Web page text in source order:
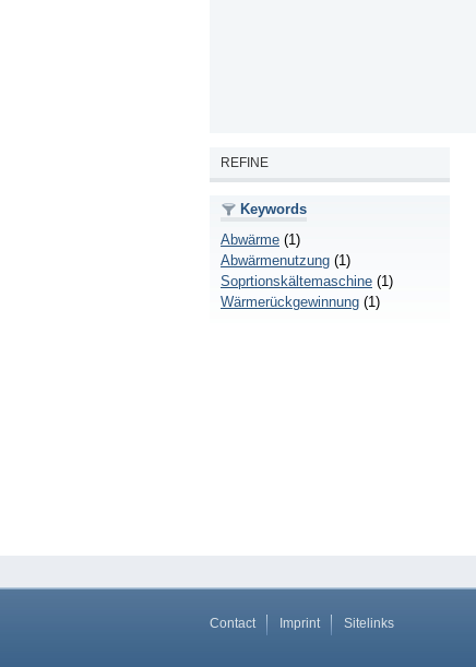
REFINE
Keywords
Abwärme (1)
Abwärmenutzung (1)
Soprtionskältemaschine (1)
Wärmerückgewinnung (1)
Contact Imprint Sitelinks